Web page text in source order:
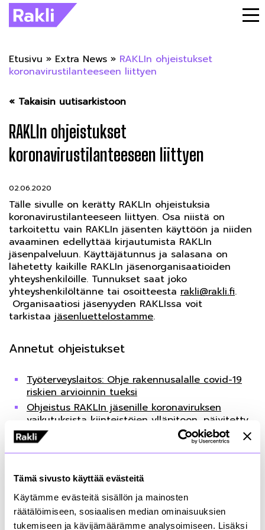
Tämä sivusto käyttää evästeitä
Käytämme evästeitä sisällön ja mainosten
räätälöimiseen, sosiaalisen median ominaisuuksien
tukemiseen ja kävijämäärämme analysoimiseen. Lisäksi
Etusivu » Extra News » RAKLIn ohjeistukset
koronavirustilanteeseen liittyen
« Takaisin uutisarkistoon
RAKLIn ohjeistukset
koronavirustilanteeseen liittyen
02.06.2020
Tälle sivulle on kerätty RAKLIn ohjeistuksia
koronavirustilanteeseen liittyen. Osa niistä on
tarkoitettu vain RAKLIn jäsenten käyttöön ja niiden
avaaminen edellyttää kirjautumista RAKLIn
jäsenpalveluun. Käyttäjätunnus ja salasana on
lähetetty kaikille RAKLIn jäsenorganisaatioiden
yhteyshenkilöille. Tunnukset saat joko
yhteyshenkilöltänne tai osoitteesta rakli@rakli.fi.
Organisaatiosi jäsenyyden RAKLIssa voit
tarkistaa jäsenluettelostamme.
Annetut ohjeistukset
Työterveyslaitos: Ohje rakennusalalle covid-19
riskien arvioinnin tueksi
Ohjeistus RAKLIn jäsenille koronaviruksen
vaikutuksista kiinteistöjen ylläpitoon , päivitetty
11.3.2021
Ohjeistus RAKLIn jäsenille koronaviruksen
tilannepäivitys 18.2.2021
VAIN JÄSENILLE. Sivulle päästäksesi sinun on
kirjauduttava RAKLIn jäsenpalveluun.
Ohjeistus RAKLIn jäsenille:
Tartuntatautilakimuutoksen (147/2021)